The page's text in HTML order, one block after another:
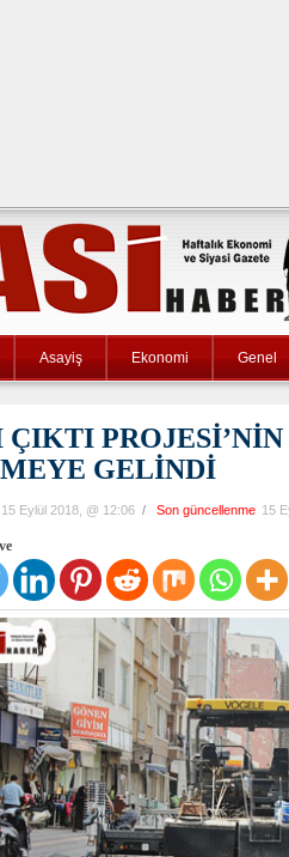
Asayiş Ekonomi Genel
ÇIKTI
GELİNDİ
15 Eylül 2018, @ 12:06 / Son güncellenme 15